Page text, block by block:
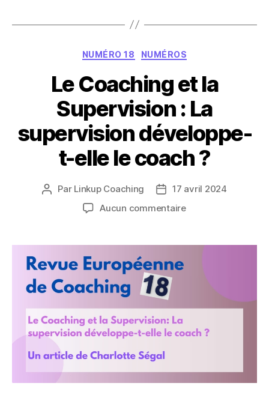
Catégories
NUMÉRO 18 NUMÉROS
Le Coaching et la
Supervision : La
supervision développe-
t-elle le coach ?
Auteur
Par Linkup Coaching
Date
de
17 avril 2024
Aucun commentairesur
et
Supervision
développe-
t-